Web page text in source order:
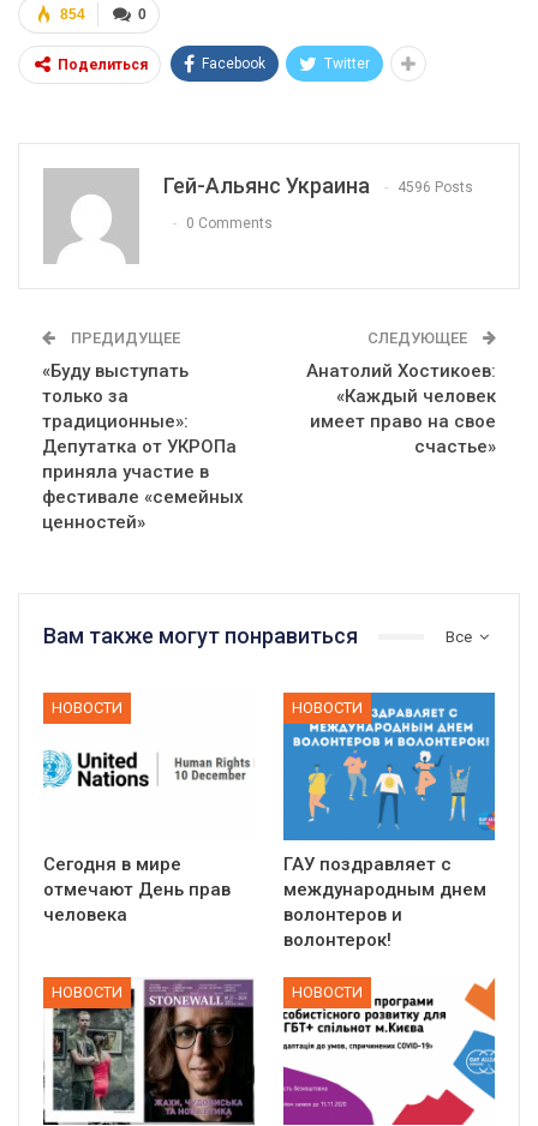
0
854
Поделиться Facebook Twitter
Гей-Альянс Украина 4596 Posts
0 Comments
ПРЕДИДУЩЕЕ
«Буду выступать
только за
традиционные»:
Депутатка от УКРОПа
приняла участие в
фестивале «семейных
ценностей»
СЛЕДУЮЩЕЕ
Анатолий Хостикоев:
«Каждый человек
имеет право на свое
счастье»
Все
Вам также могут понравиться
НОВОСТИ
Сегодня в мире
отмечают День прав
человека
НОВОСТИ
ГАУ поздравляет с
международным днем
волонтеров и
волонтерок!
НОВОСТИ НОВОСТИ